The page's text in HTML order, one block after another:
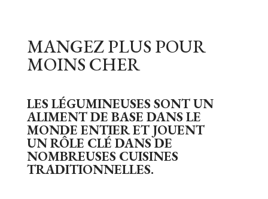
MANGEZ PLUS POUR
MOINS CHER
LES LÉGUMINEUSES SONT UN
ALIMENT DE BASE DANS LE
MONDE ENTIER ET JOUENT
UN RÔLE CLÉ DANS DE
NOMBREUSES CUISINES
TRADITIONNELLES.